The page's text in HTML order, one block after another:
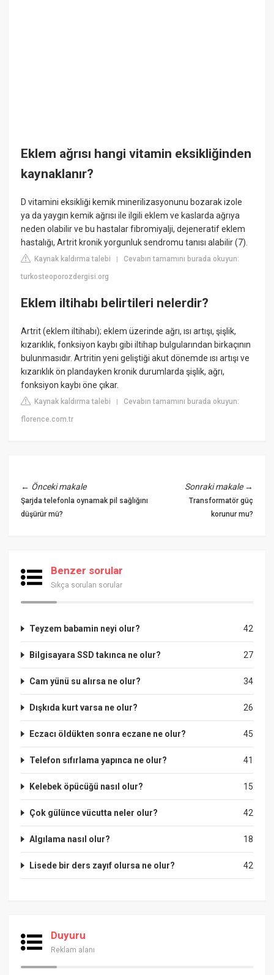
Eklem ağrısı hangi vitamin eksikliğinden
kaynaklanır?
D vitamini eksikliği kemik minerilizasyonunu bozarak izole
ya da yaygın kemik ağrısı ile ilgili eklem ve kaslarda ağrıya
neden olabilir ve bu hastalar fibromiyalji, dejeneratif eklem
hastalığı, Artrit kronik yorgunluk sendromu tanısı alabilir (7).
Kaynak kaldırma talebi |Cevabın tamamını burada okuyun:
turkosteoporozdergisi.org
Eklem iltihabı belirtileri nelerdir?
Artrit (eklem iltihabı); eklem üzerinde ağrı, ısı artışı, şişlik,
kızarıklık, fonksiyon kaybı gibi iltihap bulgularından birkaçının
bulunmasıdır. Artritin yeni geliştiği akut dönemde ısı artışı ve
kızarıklık ön plandayken kronik durumlarda şişlik, ağrı,
fonksiyon kaybı öne çıkar.
Kaynak kaldırma talebi |Cevabın tamamını burada okuyun:
florence.com.tr
← Önceki makale
Şarjda telefonla oynamak pil sağlığını
düşürür mü?
Sonraki makale→
Transformatör güç
korunur mu?
Benzer sorular
Sıkça sorulan sorular
42
Teyzem babamin neyi olur?
27
Bilgisayara SSD takınca ne olur?
34
Cam yünü su alırsa ne olur?
26
Dışkıda kurt varsa ne olur?
45
Eczacı öldükten sonra eczane ne olur?
41
Telefon sıfırlama yapınca ne olur?
15
Kelebek öpücüğü nasıl olur?
42
Çok gülünce vücutta neler olur?
18
Algılama nasıl olur?
42
Lisede bir ders zayıf olursa ne olur?
Duyuru
Reklam alanı